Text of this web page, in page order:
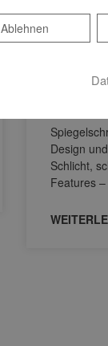
und
Design
Schlicht,
Features
Ablehnen
Ablehnen